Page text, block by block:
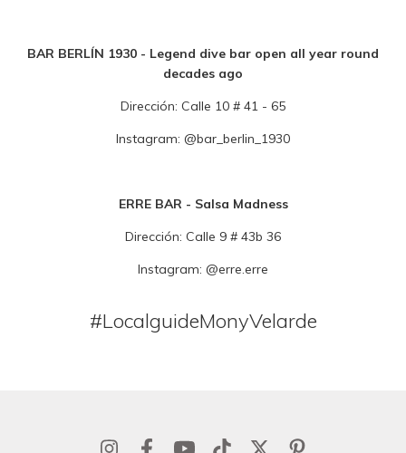
BAR BERLÍN 1930 - Legend dive bar open all year round
decades ago
Dirección: Calle 10 # 41 - 65
Instagram: @bar_berlin_1930
ERRE BAR - Salsa Madness
Dirección: Calle 9 # 43b 36
Instagram: @erre.erre
#LocalguideMonyVelarde